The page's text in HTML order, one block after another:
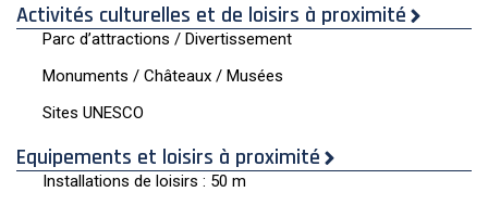
Activités culturelles et de loisirs à proximité
Parc d’attractions / Divertissement
Monuments / Châteaux / Musées
Sites UNESCO
Equipements et loisirs à proximité
Installations de loisirs : 50 m